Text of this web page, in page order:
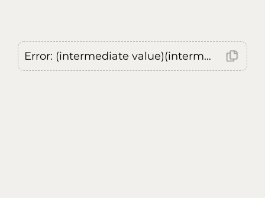
Error: (intermediate value)(intermediate value)(intermediate value).replaceAll is not a function